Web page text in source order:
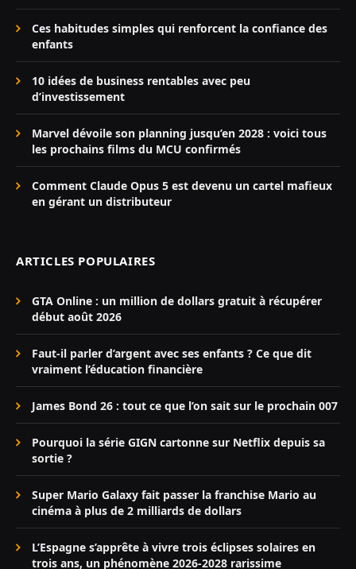
Ces habitudes simples qui renforcent la confiance des
enfants
10 idées de business rentables avec peu
d’investissement
Marvel dévoile son planning jusqu’en 2028 : voici tous
les prochains films du MCU confirmés
Comment Claude Opus 5 est devenu un cartel mafieux
en gérant un distributeur
ARTICLES POPULAIRES
GTA Online : un million de dollars gratuit à récupérer
début août 2026
Faut-il parler d’argent avec ses enfants ? Ce que dit
vraiment l’éducation financière
James Bond 26 : tout ce que l’on sait sur le prochain 007
Pourquoi la série GIGN cartonne sur Netflix depuis sa
sortie ?
Super Mario Galaxy fait passer la franchise Mario au
cinéma à plus de 2 milliards de dollars
L’Espagne s’apprête à vivre trois éclipses solaires en
trois ans, un phénomène 2026-2028 rarissime